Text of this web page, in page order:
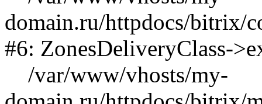
domain.ru/httpdocs/bitrix/
#6: ZonesDeliveryClass-
/var/www/vhosts/my-